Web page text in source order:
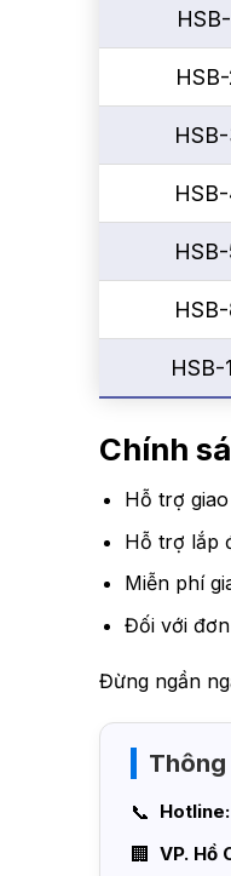
HSB-
Chính
Hỗ trợ
Hỗ trợ lắp
Miễn phí
Đối với
Đừng ngần
Hotline:
VP. Hồ